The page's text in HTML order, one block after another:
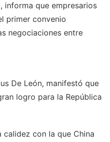
informa que empresarios
primer convenio
negociaciones entre
De León, manifestó que
logro para la República
con la que China